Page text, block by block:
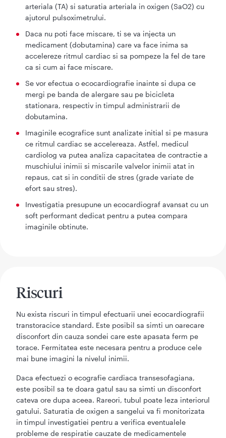
arteriala (TA) si saturatia arteriala in oxigen (SaO2) cu
ajutorul pulsoximetrului.
Daca nu poti face miscare, ti se va injecta un
medicament (dobutamina) care va face inima sa
accelereze ritmul cardiac si sa pompeze la fel de tare
ca si cum ai face miscare.
Se vor efectua o ecocardiografie inainte si dupa ce
mergi pe banda de alergare sau pe bicicleta
stationara, respectiv in timpul administrarii de
dobutamina.
Imaginile ecografice sunt analizate initial si pe masura
ce ritmul cardiac se accelereaza. Astfel, medicul
cardiolog va putea analiza capacitatea de contractie a
muschiului inimii si miscarile valvelor inimii atat in
repaus, cat si in conditii de stres (grade variate de
efort sau stres).
Investigatia presupune un ecocardiograf avansat cu un
soft performant dedicat pentru a putea compara
imaginile obtinute.
Riscuri
Nu exista riscuri in timpul efectuarii unei ecocardiografii
transtoracice standard. Este posibil sa simti un oarecare
disconfort din cauza sondei care este apasata ferm pe
torace. Fermitatea este necesara pentru a produce cele
mai bune imagini la nivelul inimii.
Daca efectuezi o ecografie cardiaca transesofagiana,
este posibil sa te doara gatul sau sa simti un disconfort
cateva ore dupa aceea. Rareori, tubul poate leza interiorul
gatului. Saturatia de oxigen a sangelui va fi monitorizata
in timpul investigatiei pentru a verifica eventualele
probleme de respiratie cauzate de medicamentele